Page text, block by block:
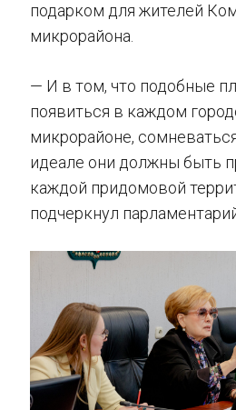
подарком для жителей
микрорайона.
— И в том, что подобные
появиться в каждом
микрорайоне,
идеале они должны быть
каждой придомовой
подчеркнул